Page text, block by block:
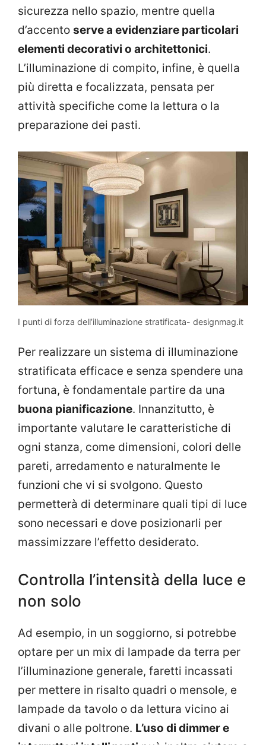
sicurezza nello spazio, mentre quella
d’accento serve a evidenziare particolari
elementi decorativi o architettonici.
L’illuminazione di compito, infine, è quella
più diretta e focalizzata, pensata per
attività specifiche come la lettura o la
preparazione dei pasti.
I punti di forza dell’illuminazione stratificata- designmag.it
Per realizzare un sistema di illuminazione
stratificata efficace e senza spendere una
fortuna, è fondamentale partire da una
buona pianificazione. Innanzitutto, è
importante valutare le caratteristiche di
ogni stanza, come dimensioni, colori delle
pareti, arredamento e naturalmente le
funzioni che vi si svolgono. Questo
permetterà di determinare quali tipi di luce
sono necessari e dove posizionarli per
massimizzare l’effetto desiderato.
Controlla l’intensità della luce e
non solo
Ad esempio, in un soggiorno, si potrebbe
optare per un mix di lampade da terra per
l’illuminazione generale, faretti incassati
per mettere in risalto quadri o mensole, e
lampade da tavolo o da lettura vicino ai
divani o alle poltrone. L’uso di dimmer e